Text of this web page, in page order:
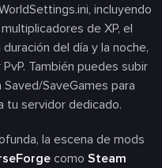
, incluyendo
de XP, el
del día y la noche,
También puedes subir
Saved/SaveGames para
tu servidor dedicado.
la escena de mods
como Steam